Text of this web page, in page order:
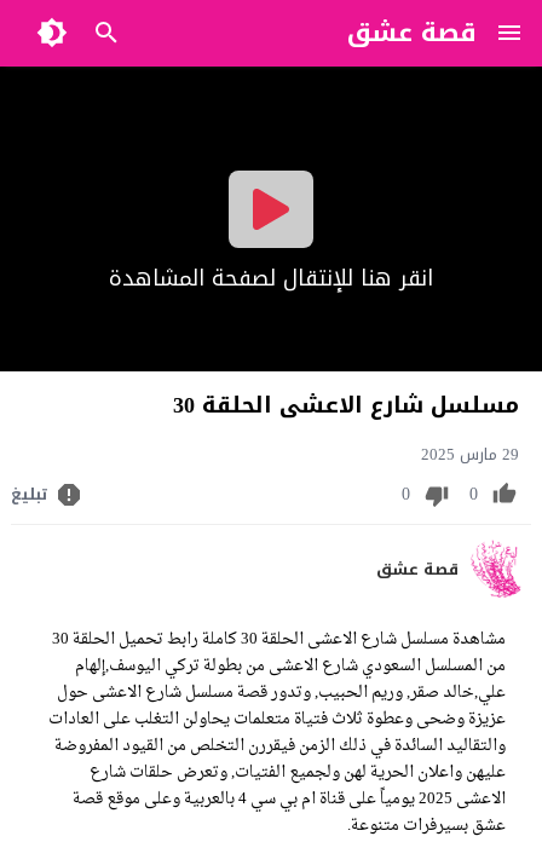
قصة عشق
?>
انقر هنا للإنتقال لصفحة المشاهدة
مسلسل شارع الاعشى الحلقة 30
29 مارس 2025
0
0 تبليغ
قصة عشق
مشاهدة مسلسل شارع الاعشى الحلقة 30 كاملة رابط تحميل الحلقة 30
من المسلسل السعودي شارع الاعشى من بطولة تركي اليوسف,إلهام
علي,خالد صقر, وريم الحبيب, وتدور قصة مسلسل شارع الاعشى حول
عزيزة وضحى وعطوة ثلاث فتياة متعلمات يحاولن التغلب على العادات
والتقاليد السائدة في ذلك الزمن فيقررن التخلص من القيود المفروضة
عليهن واعلان الحرية لهن ولجميع الفتيات, وتعرض حلقات شارع
الاعشى 2025 يومياً على قناة ام بي سي 4 بالعربية وعلى موقع قصة
عشق بسيرفرات متنوعة.